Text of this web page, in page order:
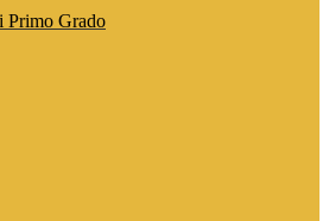
Primo Grado